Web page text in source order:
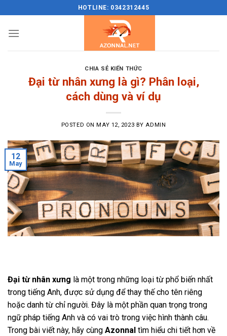
content
HOTLINE: 0342312445
CHIA SẺ KIẾN THỨC
Đại từ nhân xưng là gì? Phân loại,
cách dùng và ví dụ
POSTED ONMAY 12, 2023 BY ADMIN
12
May
Đại từ nhân xưng là một trong những loại từ phổ biến nhất
trong tiếng Anh, được sử dụng để thay thế cho tên riêng
hoặc danh từ chỉ người. Đây là một phần quan trọng trong
ngữ pháp tiếng Anh và có vai trò trong việc hình thành câu.
Trong bài viết này, hãy cùng Azonnal tìm hiểu chi tiết hơn về